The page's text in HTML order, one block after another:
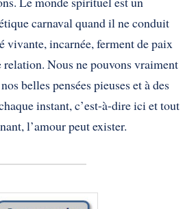
carnaval quand il ne conduit
vivante, incarnée, ferment de paix
Nous ne pouvons vraiment
belles pensées pieuses et à des
instant, c’est-à-dire ici et tout
l’amour peut exister.